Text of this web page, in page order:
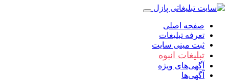
صفحه اصلی
تعرفه تبلیغات
ثبت مینی سایت
تبلیغات انبوه
آگهی‌های ویژه
آگهی‌ها